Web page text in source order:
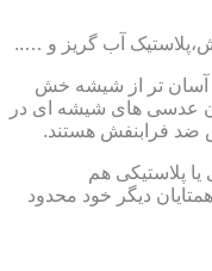
آسان تر از شیشه خش
عدسی های شیشه ای در
ضد فرابنفش هستند.
پلاستیکی هم
دیگر خود محدود